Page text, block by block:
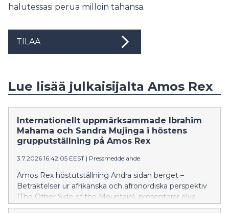
halutessasi perua milloin tahansa.
TILAA
Lue lisää julkaisijalta Amos Rex
Internationellt uppmärksammade Ibrahim
Mahama och Sandra Mujinga i höstens
grupputställning på Amos Rex
3.7.2026 16:42:05 EEST | Pressmeddelande
Amos Rex höstutställning Andra sidan berget –
Betraktelser ur afrikanska och afronordiska perspektiv
(The Other Side of the Mountain), presenterar elva
samtida konstnärer verksamma på den afrikanska